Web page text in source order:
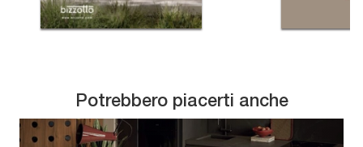
Potrebbero piacerti anche